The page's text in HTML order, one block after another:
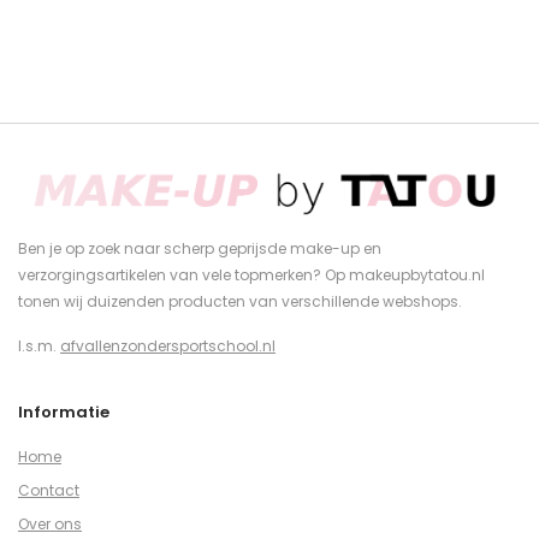
Ben je op zoek naar scherp geprijsde make-up en
verzorgingsartikelen van vele topmerken? Op makeupbytatou.nl
tonen wij duizenden producten van verschillende webshops.
I.s.m. afvallenzondersportschool.nl
Informatie
Home
Contact
Over ons